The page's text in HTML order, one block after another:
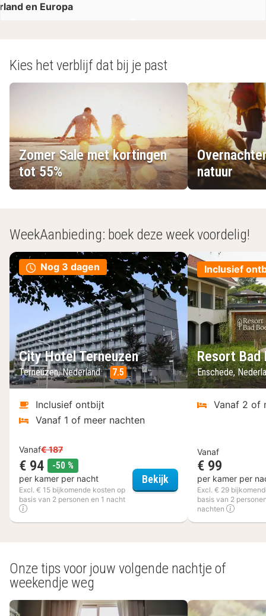
en Europa
Kies het verblijf dat bij je past
Zomer Sale met kortingen
tot 55%
natuur
WeekAanbieding: boek deze week voordelig!
Nog 3 dagen
City Hotel Terneuzen
Terneuzen, Nederland 7.5
Inclusief ontbijt
Vanaf 1 of meer nachten
Vanaf€ 187
€ 94 -50 %
per kamer per nacht
Excl. € 15 bijkomende kosten op
basis van 2 personen en 1 nacht
Bekijk City Hotel Terneuzen
Inclusief
Resort Bad
Enschede,
Vanaf 2 of
Vanaf
€ 99
per kamer per
Excl. € 29
basis van 2
nachten
Onze tips voor jouw volgende nachtje of
weekendje weg